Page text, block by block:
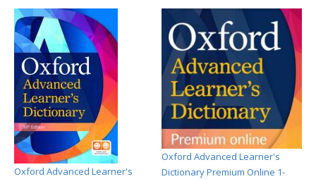
Oxford Advanced Learner's
Oxford Advanced Learner's
Dictionary Premium Online 1-